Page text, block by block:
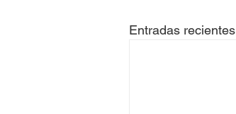
Entradas recientes